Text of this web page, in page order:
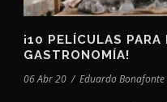
¡10 PELÍCULAS
GASTRONOMÍA!
06 Abr 20 / Eduardo Bonafonte